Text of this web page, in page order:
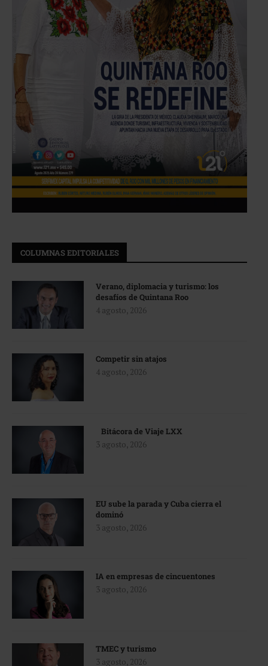
COLUMNAS EDITORIALES
Verano, diplomacia y turismo: los
desafíos de Quintana Roo
4 agosto, 2026
Competir sin atajos
4 agosto, 2026
Bitácora de Viaje LXX
3 agosto, 2026
EU sube la parada y Cuba cierra el
dominó
3 agosto, 2026
IA en empresas de cincuentones
3 agosto, 2026
TMEC y turismo
3 agosto, 2026